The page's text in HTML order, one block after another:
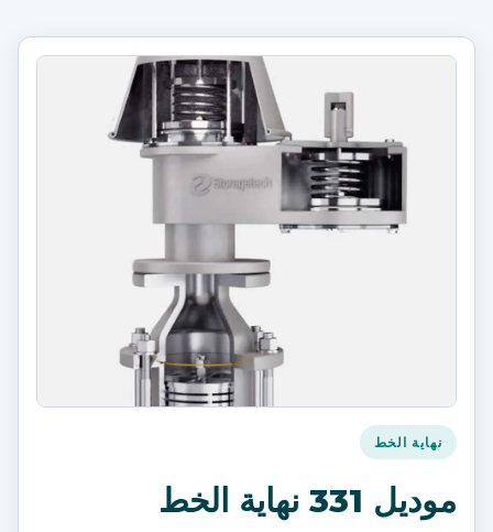
نهاية الخط
موديل 331 نهاية الخط